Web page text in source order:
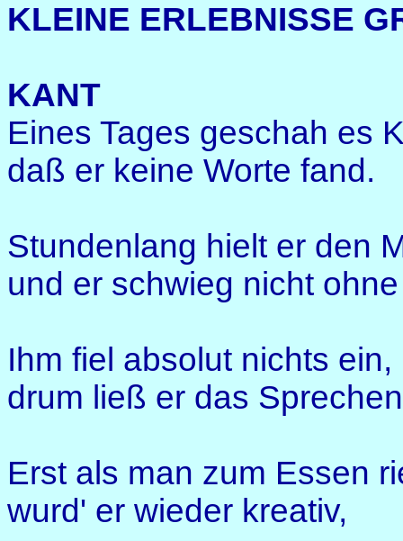
KLEINE ERLEBNISSE
KANT
Eines Tages geschah es
daß er keine Worte fand.
Stundenlang hielt er den
und er schwieg nicht
Ihm fiel absolut nichts ein,
drum ließ er das
Erst als man zum Essen
wurd' er wieder kreativ,